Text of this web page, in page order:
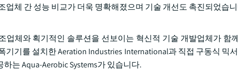
체 간 성능 비교가 더욱 명확해졌으며 기술 개선도 촉진되었습
체와 획기적인 솔루션을 선보이는 혁신적 기술 개발업체가 함
기기를 설치한 Aeration Industries International과 직접 구동식 믹
는 Aqua-Aerobic Systems가 있습니다.